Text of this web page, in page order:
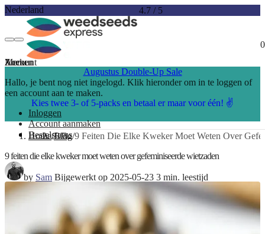
Nederland 4.7 /5
0
Account
Hallo, je bent nog niet ingelogd. Klik hieronder om in te loggen of
een account aan te maken.
Inloggen
Account aanmaken
Bestelstatus
Menu
Zoeken
Augustus Double-Up Sale
Kies twee 3- of 5-packs en betaal er maar voor één! ✌️
Home Blog 9 Feiten Die Elke Kweker Moet Weten Over
9 feiten die elke kweker moet weten over gefeminiseerde wietzaden
by Sam Bijgewerkt op 2025-05-23 3 min. leestijd